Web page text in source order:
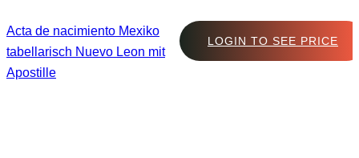
Acta de nacimiento Mexiko
tabellarisch Nuevo Leon mit
Apostille
LOGIN TO SEE PRICE